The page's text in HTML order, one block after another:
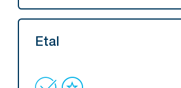
Etal